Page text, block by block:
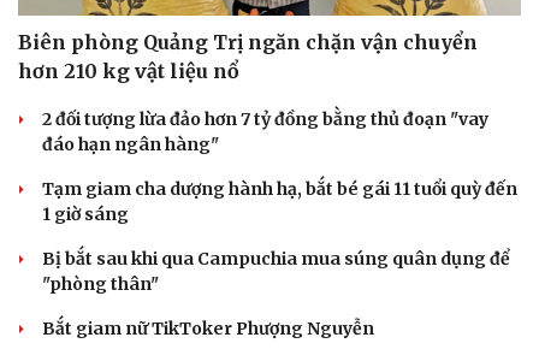
Biên phòng Quảng Trị ngăn chặn vận chuyển
hơn 210 kg vật liệu nổ
2 đối tượng lừa đảo hơn 7 tỷ đồng bằng thủ đoạn "vay
đáo hạn ngân hàng"
Tạm giam cha dượng hành hạ, bắt bé gái 11 tuổi quỳ đến
1 giờ sáng
Bị bắt sau khi qua Campuchia mua súng quân dụng để
"phòng thân"
Bắt giam nữ TikToker Phượng Nguyễn